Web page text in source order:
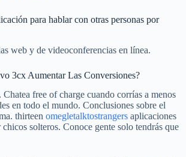
para hablar con otras personas por
web y de videoconferencias en línea.
3cx Aumentar Las Conversiones?
free of charge cuando corrías a menos
en todo el mundo. Conclusiones sobre el
thirteen omegletalktostrangers aplicaciones
solteros. Conoce gente solo tendrás que